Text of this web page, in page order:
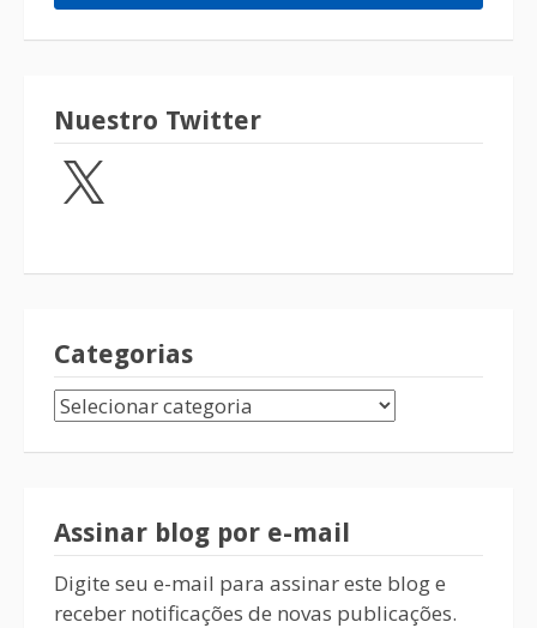
Nuestro Twitter
Categorias
Assinar blog por e-mail
Digite seu e-mail para assinar este blog e
receber notificações de novas publicações.